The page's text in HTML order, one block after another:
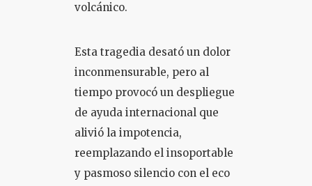
volcánico.
Esta tragedia desató un dolor
inconmensurable, pero al
tiempo provocó un despliegue
de ayuda internacional que
alivió la impotencia,
reemplazando el insoportable
y pasmoso silencio con el eco